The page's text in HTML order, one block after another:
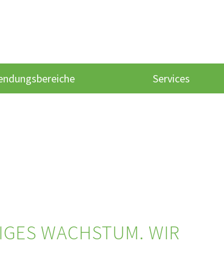
Services
WACHSTUM. WIR